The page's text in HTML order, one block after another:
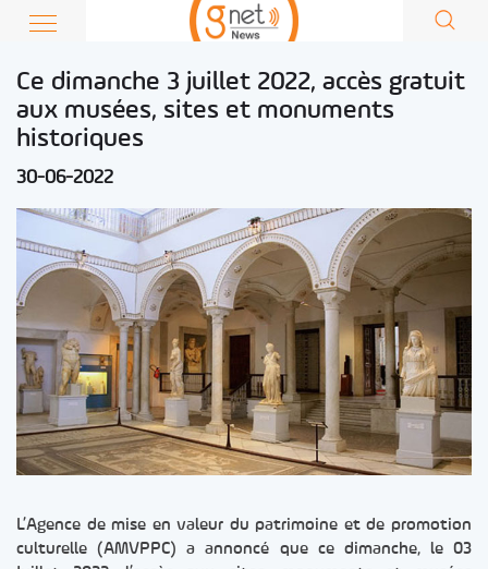
Ce dimanche 3 juillet 2022, accès gratuit
aux musées, sites et monuments
historiques
30-06-2022
L’Agence de mise en valeur du patrimoine et de promotion
culturelle (AMVPPC) a annoncé que ce dimanche, le 03